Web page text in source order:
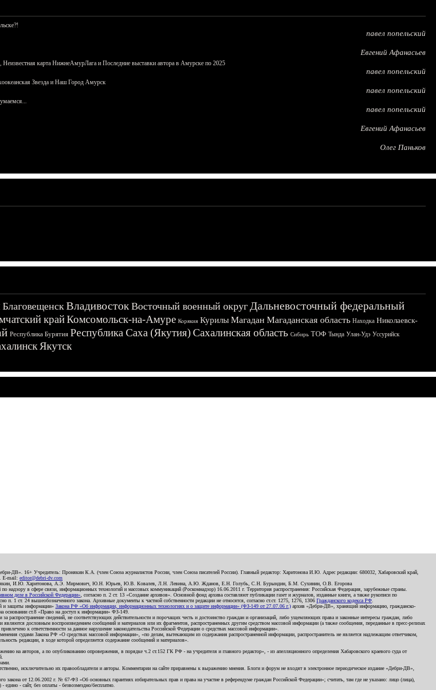
павел попельский
Евгений Афанасьев
карта НижнеАмурЛага и Последние выставки автора в Амурске по 2025
павел попельский
Звезда и Наш Город Амурск
павел попельский
павел попельский
Евгений Афанасьев
Олег Паньков
БлаговещенскВладивостокВосточный военный округДальневосточный федеральный
крайКомсомольск-на-Амуре Корякия Курилы Магадан Магаданская область Находка Николаевск-
Республика Бурятия Республика Саха (Якутия) Сахалинская область Сибирь ТОФ Тында Улан-Удэ Уссурийск
Якутск
ДВ». 16+ Учредитель: Пронякин К.А. (член Союза журналистов России, член Союза писателей России). Главный редактор: Харитонова И.Ю. Адрес редакции: 680032, Хабаровский край,
. E-mail: editor@debri-dv.com
Пронякин, И.Ю. Харитонова, А.Э. Мирмович, Ю.Н. Юрьев, Ю.В. Ковалев, Л.Н. Левина, А.Ю. Жданов, Е.Н. Голубь, С.Н. Бурындин, Б.М. Сухинин, О.В. Егорова
надзору в сфере связи, информационных технологий и массовых коммуникаций (Роскомнадзор) 16.06.2011 г. Территория распространения: Российская Федерация, зарубежные страны.
деле в Российской Федерации» , согласно п. 2 ст. 13 «Создание архивов». Основной фонд архива составляют публикации газет и журналов, изданные книги, а также рукописи по
1 ст. 24 вышеобозначенного закона. Архивные документы к частной собственности редакции не относятся, согласно ст.ст. 1275, 1276, 1306 Гражданского кодекса РФ
и защиты информации» Закона РФ «Об информации, информационных технологиях и о защите информации» (ФЗ-149 от 27.07.06 г.) архив «Дебри-ДВ», хранящий информацию, гражданско-
основании ст.8 «Право на доступ к информации» ФЗ-149.
распространение сведений, не соответствующих действительности и порочащих честь и достоинство граждан и организаций, либо ущемляющих права и законные интересы граждан, либо
дословным воспроизведением сообщений и материалов или их фрагментов, распространенных другим средством массовой информации (а также сообщения, переданные в пресс-релизах
к ответственности за данное нарушение законодательства Российской Федерации о средствах массовой информации».
судами Закона РФ «О средствах массовой информации», «по делам, вытекающим из содержания распространенной информации, распространитель не является надлежащим ответчиком,
редакции, в ходе которой определяется содержание сообщений и материалов».
на авторов, а по опубликованию опровержения, в порядке ч.2 ст.152 ГК РФ - на учредителя и главного редактор», - из апелляционного определения Хабаровского краевого суда от
исключительно их правообладатели и авторы. Комментарии на сайте приравнены к выражению мнения. Блоги и форум не входят в электронное периодическое издание «Дебри-ДВ»,
от 12.06.2002 г. № 67-ФЗ «Об основных гарантиях избирательных прав и права на участие в референдуме граждан Российской Федерации»; считать, там где не указано: лицо (лица),
- сайт, без оплаты - безвозмездно/бесплатно.